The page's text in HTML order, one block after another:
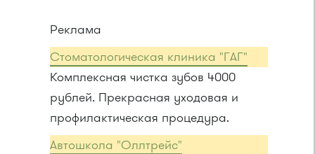
Реклама
Стоматологическая клиника "ГАГ"
Комплексная чистка зубов 4000
рублей. Прекрасная уходовая и
профилактическая процедура.
Автошкола "Оллтрейс"